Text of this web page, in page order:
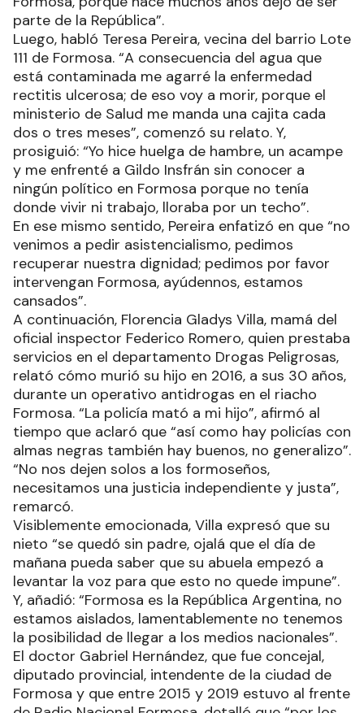
parte de la República”.
Luego, habló Teresa Pereira, vecina del barrio Lote
111 de Formosa. “A consecuencia del agua que
está contaminada me agarré la enfermedad
rectitis ulcerosa; de eso voy a morir, porque el
ministerio de Salud me manda una cajita cada
dos o tres meses”, comenzó su relato. Y,
prosiguió: “Yo hice huelga de hambre, un acampe
y me enfrenté a Gildo Insfrán sin conocer a
ningún político en Formosa porque no tenía
donde vivir ni trabajo, lloraba por un techo”.
En ese mismo sentido, Pereira enfatizó en que “no
venimos a pedir asistencialismo, pedimos
recuperar nuestra dignidad; pedimos por favor
intervengan Formosa, ayúdennos, estamos
cansados”.
A continuación, Florencia Gladys Villa, mamá del
oficial inspector Federico Romero, quien prestaba
servicios en el departamento Drogas Peligrosas,
relató cómo murió su hijo en 2016, a sus 30 años,
durante un operativo antidrogas en el riacho
Formosa. “La policía mató a mi hijo”, afirmó al
tiempo que aclaró que “así como hay policías con
almas negras también hay buenos, no generalizo”.
“No nos dejen solos a los formoseños,
necesitamos una justicia independiente y justa”,
remarcó.
Visiblemente emocionada, Villa expresó que su
nieto “se quedó sin padre, ojalá que el día de
mañana pueda saber que su abuela empezó a
levantar la voz para que esto no quede impune”.
Y, añadió: “Formosa es la República Argentina, no
estamos aislados, lamentablemente no tenemos
la posibilidad de llegar a los medios nacionales”.
El doctor Gabriel Hernández, que fue concejal,
diputado provincial, intendente de la ciudad de
Formosa y que entre 2015 y 2019 estuvo al frente